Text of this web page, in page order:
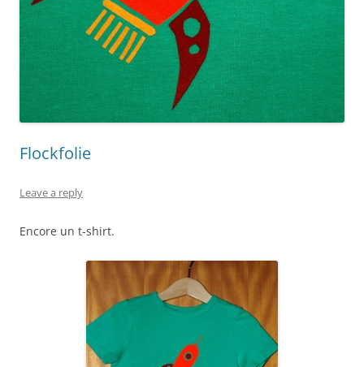
Flockfolie
Leave a reply
Encore un t-shirt.